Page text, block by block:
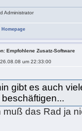
Administrator
Homepage
Empfohlene Zusatz-Software
26.08.08 um 22:33:00
gibt es auch
muß das Rad ja